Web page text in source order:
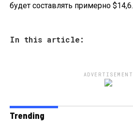
будет составлять примерно $14,6.
In this article:
ADVERTISEMENT
Trending